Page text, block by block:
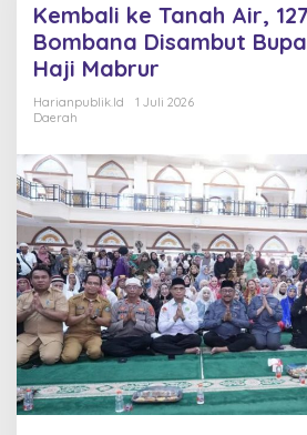
m
b
a
T
a
n
a
h
A
i
r
,
1
2
7
J
a
Kembali ke Tanah Air,
Bombana Disambut
Haji Mabrur
Harianpublik.id
1 Juli 2026
Daerah